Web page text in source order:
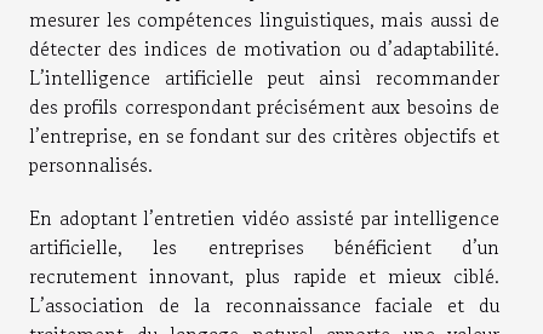
mesurer les compétences linguistiques, mais aussi de
détecter des indices de motivation ou d’adaptabilité.
L’intelligence artificielle peut ainsi recommander
des profils correspondant précisément aux besoins de
l’entreprise, en se fondant sur des critères objectifs et
personnalisés.
En adoptant l’entretien vidéo assisté par intelligence
artificielle, les entreprises bénéficient d’un
recrutement innovant, plus rapide et mieux ciblé.
L’association de la reconnaissance faciale et du